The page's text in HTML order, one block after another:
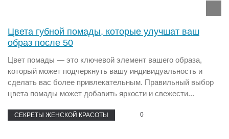
Цвета губной помады, которые улучшат ваш
образ после 50
Цвет помады — это ключевой элемент вашего образа,
который может подчеркнуть вашу индивидуальность и
сделать вас более привлекательным. Правильный выбор
цвета помады может добавить яркости и свежести...
СЕКРЕТЫ ЖЕНСКОЙ КРАСОТЫ 0